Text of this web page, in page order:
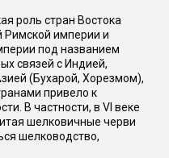
роль стран Востока
Римской империи и
под названием
связей с Индией,
(Бухарой, Хорезмом),
привело к
В частности, в VI веке
шелковичные черви
шелководство,